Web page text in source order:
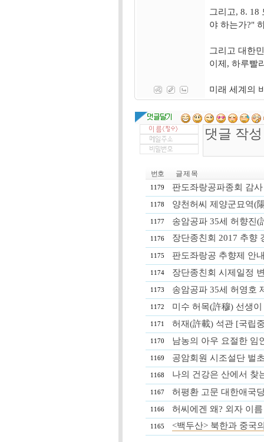
그리고, 8. 18
야 하는가?"
그리고 대한
이제, 하루빨
미래 세계의
번호 글 제 목
1179 판도좌랑공파종회 감
1178 양천허씨 제양군묘역(
1177 송암공파 35세 허향진(
1176 장단종친회 2017 추향
1175 판도좌랑공 추향제 안
1174 장단종친회 시제일정
1173 송암공파 35세 허영호
1172 미수 허목(許穆) 선생
1171 허재(許載) 석관 [국립
1170 남농의 아우 요절한 임
1169 공암회원 시조설단 벌
1168 나의 건강은 산에서 찾
1167 허평환 고문 대한애국
1166 허씨에겐 왜? 외자 이
1165 <백두산> 북한과 중국